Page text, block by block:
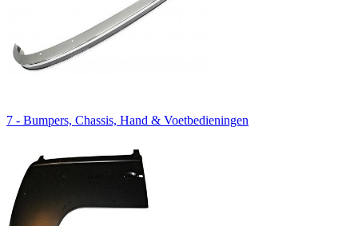
7 - Bumpers, Chassis, Hand & Voetbedieningen